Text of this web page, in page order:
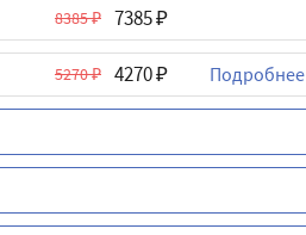
7385
8385
Подробнее
4270
5270